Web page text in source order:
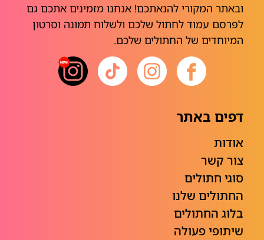
ובאתר המקורי להנאתכם! אנחנו מזמינים אתכם גם
לפרסם עמוד לחתול שלכם ולשלוח תמונה וסרטון
המיוחדים של החתולים שלכם.
דפים באתר
אודות
צור קשר
סוגי חתולים
החתולים שלנו
בלוג החתולים
שיתופי פעולה